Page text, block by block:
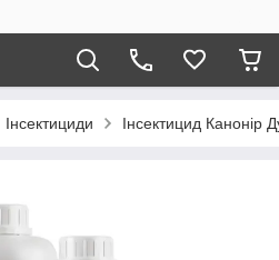
Інсектициди Інсектицид Канонір